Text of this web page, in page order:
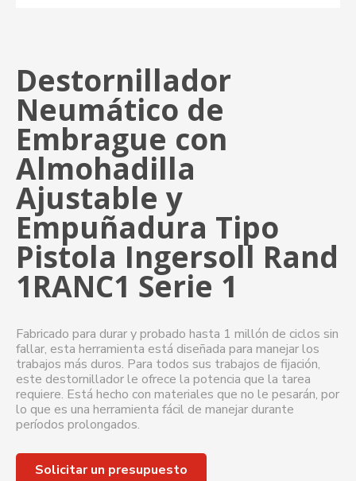
Destornillador
Neumático de
Embrague con
Almohadilla
Ajustable y
Empuñadura Tipo
Pistola Ingersoll Rand
1RANC1 Serie 1
Fabricado para durar y probado hasta 1 millón de ciclos sin
fallar, esta herramienta está diseñada para manejar los
trabajos más duros. Para todos sus trabajos de fijación,
este destornillador le ofrece la potencia que la tarea
requiere. Está hecho con materiales que no le pesarán, por
lo que es una herramienta fácil de manejar durante
períodos prolongados.
Solicitar un presupuesto